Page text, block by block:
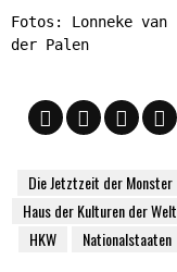
Fotos: Lonneke van
der Palen
Die Jetztzeit der Monster
Haus der Kulturen der Welt
HKW
Nationalstaaten